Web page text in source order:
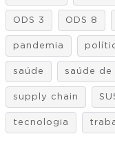
ODS 3 ODS 8
pandemia
saúde saúde de
supply chain
tecnologia